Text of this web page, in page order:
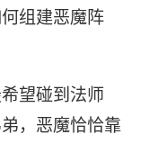
组建恶魔阵
望碰到法师
，恶魔恰恰靠